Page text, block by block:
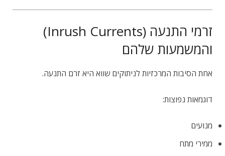
זרמי התנעה (Inrush Currents)
והמשמעות שלהם
אחת הסיבות המרכזיות לניתוקים שווא היא זרם התנעה.
דוגמאות נפוצות:
מנועים
ממירי מתח